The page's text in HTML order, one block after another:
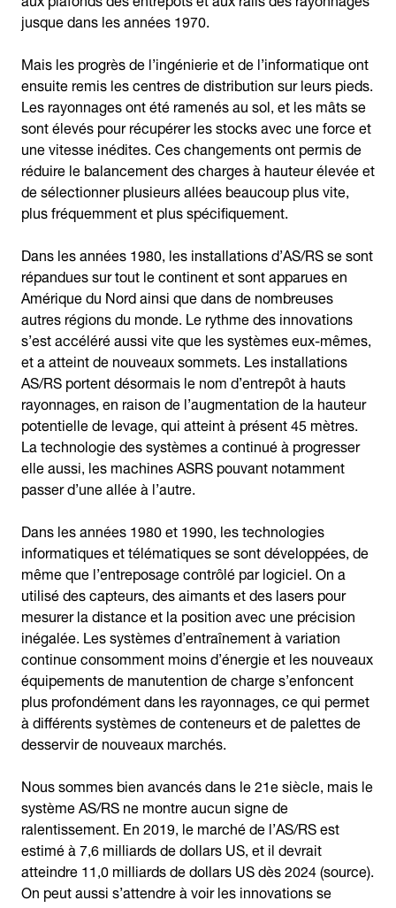
jusque dans les années 1970.
Mais les progrès de l’ingénierie et de l’informatique ont
ensuite remis les centres de distribution sur leurs pieds.
Les rayonnages ont été ramenés au sol, et les mâts se
sont élevés pour récupérer les stocks avec une force et
une vitesse inédites. Ces changements ont permis de
réduire le balancement des charges à hauteur élevée et
de sélectionner plusieurs allées beaucoup plus vite,
plus fréquemment et plus spécifiquement.
Dans les années 1980, les installations d’AS/RS se sont
répandues sur tout le continent et sont apparues en
Amérique du Nord ainsi que dans de nombreuses
autres régions du monde. Le rythme des innovations
s’est accéléré aussi vite que les systèmes eux-mêmes,
et a atteint de nouveaux sommets. Les installations
AS/RS portent désormais le nom d’entrepôt à hauts
rayonnages, en raison de l’augmentation de la hauteur
potentielle de levage, qui atteint à présent 45 mètres.
La technologie des systèmes a continué à progresser
elle aussi, les machines ASRS pouvant notamment
passer d’une allée à l’autre.
Dans les années 1980 et 1990, les technologies
informatiques et télématiques se sont développées, de
même que l’entreposage contrôlé par logiciel. On a
utilisé des capteurs, des aimants et des lasers pour
mesurer la distance et la position avec une précision
inégalée. Les systèmes d’entraînement à variation
continue consomment moins d’énergie et les nouveaux
équipements de manutention de charge s’enfoncent
plus profondément dans les rayonnages, ce qui permet
à différents systèmes de conteneurs et de palettes de
desservir de nouveaux marchés.
Nous sommes bien avancés dans le 21e siècle, mais le
système AS/RS ne montre aucun signe de
ralentissement. En 2019, le marché de l’AS/RS est
estimé à 7,6 milliards de dollars US, et il devrait
atteindre 11,0 milliards de dollars US dès 2024 (source).
On peut aussi s’attendre à voir les innovations se